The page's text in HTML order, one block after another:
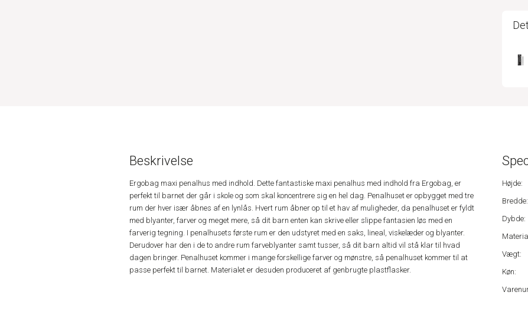
Beskrivelse
Ergobag maxi penalhus med indhold. Dette fantastiske maxi penalhus med indhold fra Ergobag, er
perfekt til barnet der går i skole og som skal koncentrere sig en hel dag. Penalhuset er opbygget med tre
rum der hver især åbnes af en lynlås. Hvert rum åbner op til et hav af muligheder, da penalhuset er fyldt
med blyanter, farver og meget mere, så dit barn enten kan skrive eller slippe fantasien løs med en
farverig tegning. I penalhusets første rum er den udstyret med en saks, lineal, viskelæder og blyanter.
Derudover har den i de to andre rum farveblyanter samt tusser, så dit barn altid vil stå klar til hvad
dagen bringer. Penalhuset kommer i mange forskellige farver og mønstre, så penalhuset kommer til at
passe perfekt til barnet. Materialet er desuden produceret af genbrugte plastflasker.
Højde:
Bredde:
Dybde:
Vægt:
Køn: